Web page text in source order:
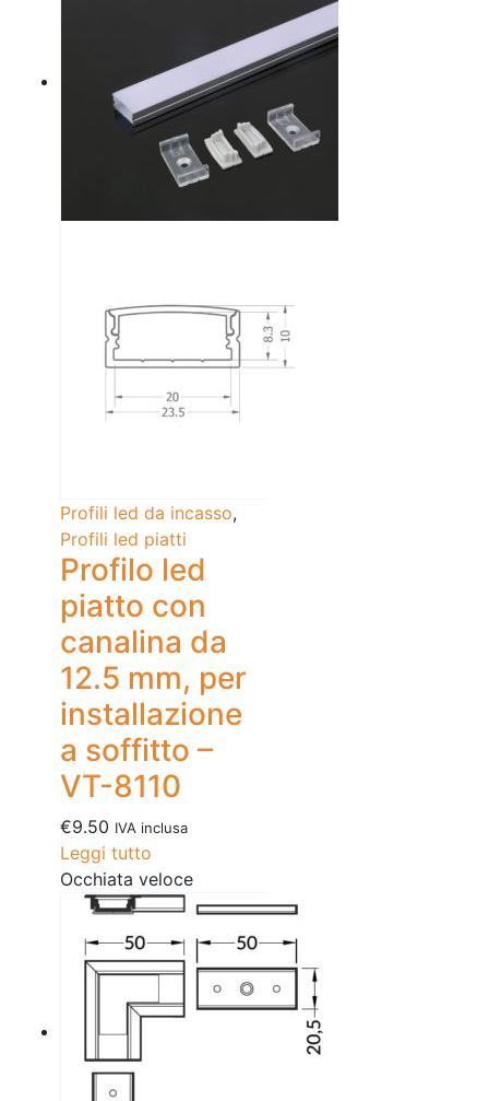
Profili led da incasso,
Profili led piatti
Profilo led
piatto con
canalina da
12.5 mm, per
installazione
a soffitto –
VT-8110
€9.50 IVA inclusa
Leggi tutto
Occhiata veloce